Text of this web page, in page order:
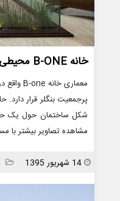
خانه B-ONE محیطی آرام در دل هیاهوی هندوستان
شکل ساختمان حول یک
مشاهده تصاویر بیشتر با
انتشار
14 شهریور 1395